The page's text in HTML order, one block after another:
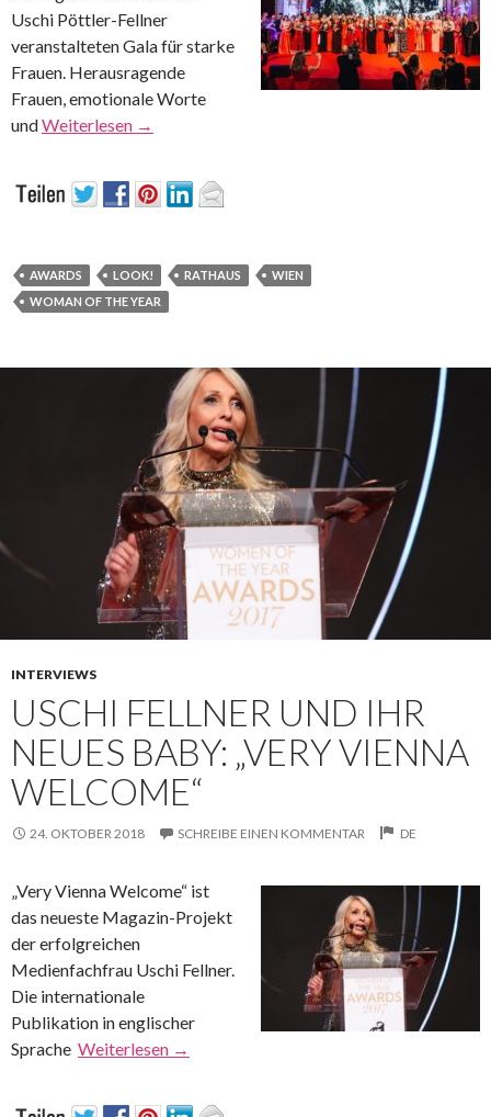
Uschi Pöttler-Fellner
veranstalteten Gala für starke
Frauen. Herausragende
Frauen, emotionale Worte
undWeiterlesen →
AWARDS LOOK! RATHAUS
WIEN
WOMAN OF THE YEAR
INTERVIEWS
USCHI FELLNER UND IHR
NEUES BABY: „VERY VIENNA
WELCOME“
24. OKTOBER 2018 SCHREIBE EINEN KOMMENTAR DE
„Very Vienna Welcome“ ist
das neueste Magazin-Projekt
der erfolgreichen
Medienfachfrau Uschi Fellner.
Die internationale
Publikation in englischer
Sprache Weiterlesen →